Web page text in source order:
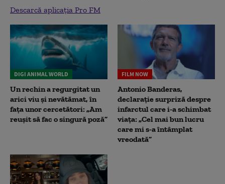
Descarcă aplicația Pro FM
DIGI ANIMAL WORLD
Un rechin a regurgitat un
arici viu și nevătămat, în
fața unor cercetători: „Am
reușit să fac o singură poză”
FILM NOW
Antonio Banderas,
declarație surpriză despre
infarctul care i-a schimbat
viața: „Cel mai bun lucru
care mi s-a întâmplat
vreodată”